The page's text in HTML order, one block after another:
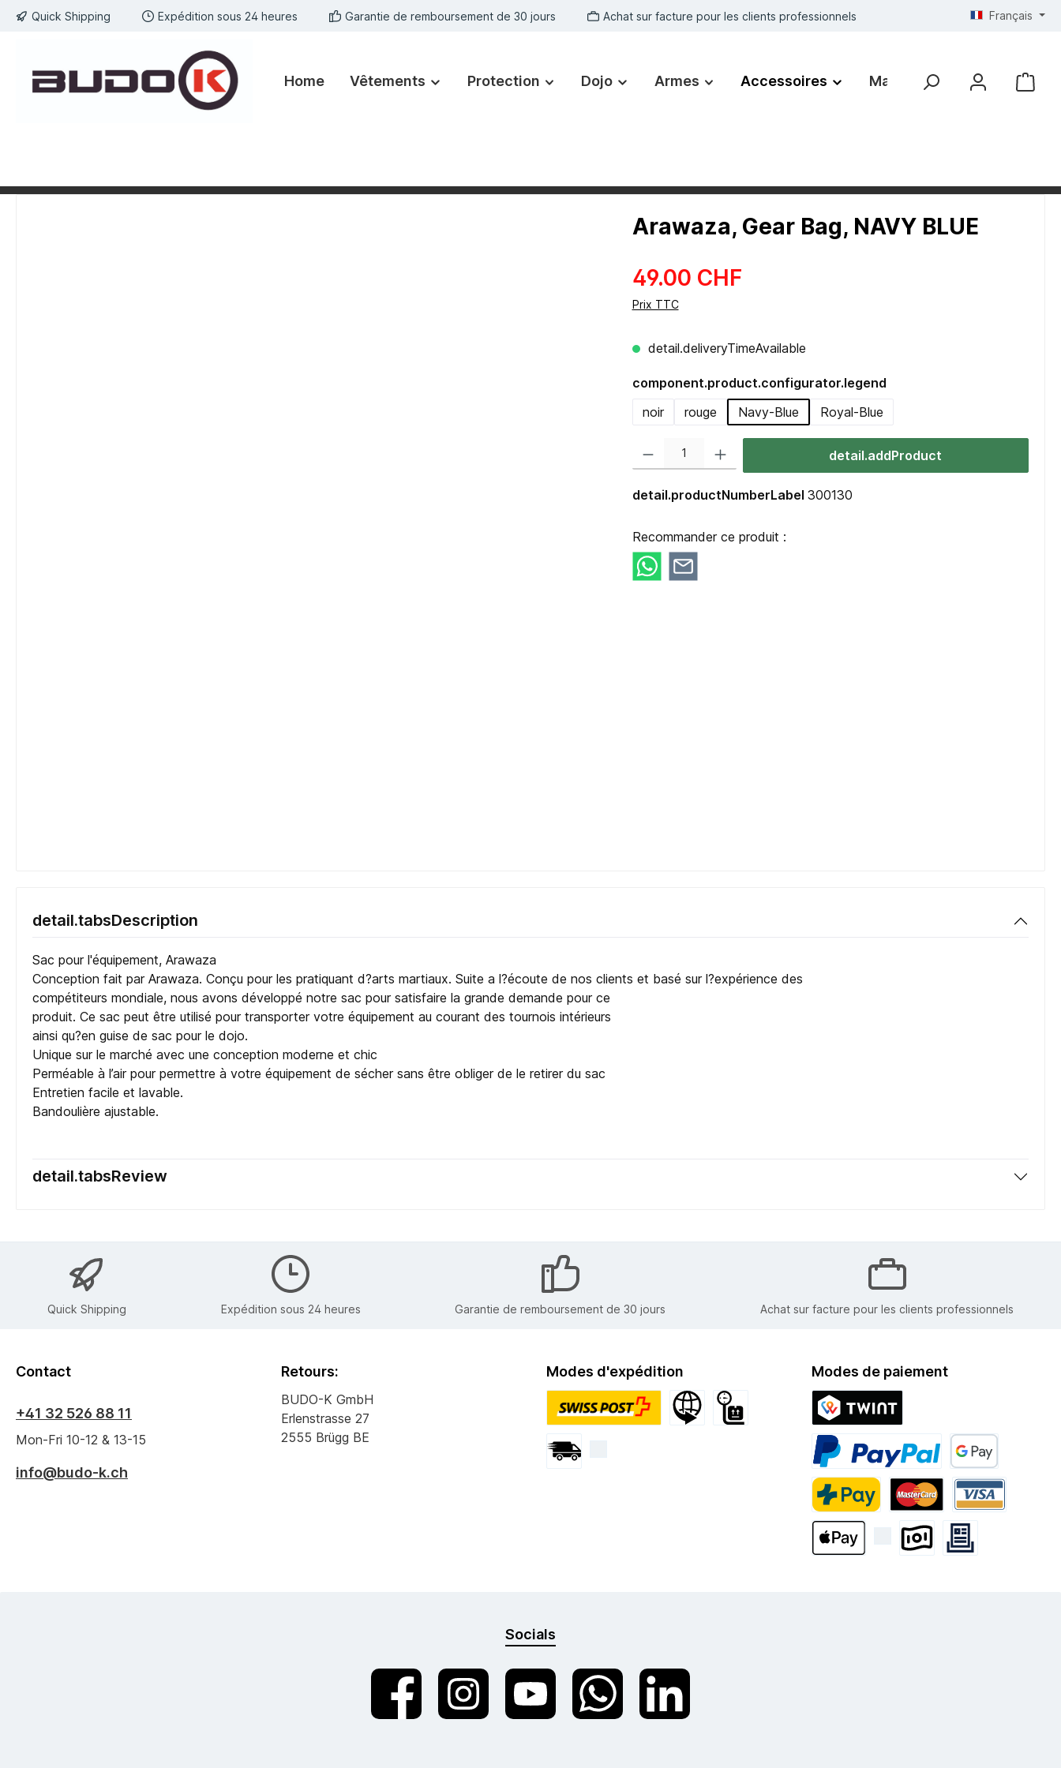
general.skipToNavigation
Quick Shipping Expédition sous 24 heures Garantie de remboursement de 30 jours Achat sur facture pour les clients professionnels Français
Home Vêtements Protection Dojo Armes Accessoires Marques
Arawaza, Gear Bag, NAVY BLUE
49.00 CHF
Prix TTC
detail.deliveryTimeAvailable
component.product.configurator.legend
noir
rouge Navy-Blue Royal-Blue
detail.addProduct
detail.productNumberLabel 300130
Recommander ce produit :
detail.tabsDescription
Sac pour l'équipement, Arawaza
Conception fait par Arawaza. Conçu pour les pratiquant d?arts martiaux. Suite a l?écoute de nos clients et basé sur l?expérience des
compétiteurs mondiale, nous avons développé notre sac pour satisfaire la grande demande pour ce
produit. Ce sac peut être utilisé pour transporter votre équipement au courant des tournois intérieurs
ainsi qu?en guise de sac pour le dojo.
Unique sur le marché avec une conception moderne et chic
Perméable à l’air pour permettre à votre équipement de sécher sans être obliger de le retirer du sac
Entretien facile et lavable.
Bandoulière ajustable.
detail.tabsReview
Quick Shipping Expédition sous 24 heures Garantie de remboursement de 30 jours Achat sur facture pour les clients professionnels
Contact
+41 32 526 88 11
Mon-Fri 10-12 & 13-15
info@budo-k.ch
Retours:
BUDO-K GmbH
Erlenstrasse 27
2555 Brügg BE
Modes d'expédition Modes de paiement
Twint
PayPal Google Pay
PostFinance PayMastercardVisa
Socials
twt.widget.communities.facebook.name
twt.widget.communities.instagram.name
twt.widget.communities.youtube.name
twt.widget.communities.whatsapp.name
twt.widget.communities.linkedin.name